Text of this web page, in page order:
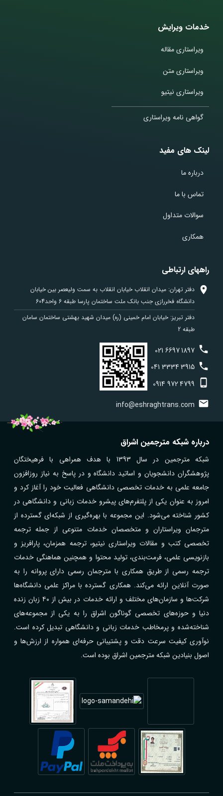
خدمات ویرایش
ویراستاری مقاله
ویراستاری متن
ویراستاری نیتیو
گواهی نامه ویراستاری
لینک های مفید
درباره ما
تماس با ما
سوالات متداول
همکاری
راههای ارتباطی
دفتر تهران: میدان انقلاب خیابان انقلاب به سمت ولیعصر بین خیابان
دانشگاه فخررازی جنب بانک ملت ساختمان پارسا طبقه 6 واحد604
دفتر تبریز: خیابان امام خمینی (ره) میدان شهید بهشتی ساختمان سامان
طبقه 2
021 66971897
041 33343915
0914 9724799
info@eshraghtrans.com
درباره شبکه مترجمین اشراق
شبکه مترجمین در سال 1393 با هدف همراهی با فرهیختگان
پژوهشگران دانشجویان و اساتید دانشگاه و در پاسخ به نیاز روزافزون
جامعه علمی به خدمات تخصصی دانشگاهی فعالیت خود را آغاز کرد و
امروز به عنوان یکی از پلتفرم‌های پیشرو خدمات زبانی و دانشگاهی در
کشور شناخته می‌شود. این مجموعه با بهره‌گیری از شبکه‌ای گسترده از
مترجمان ویراستاران و متخصصان خدمات متنوعی از جمله ترجمه
تخصصی کتب و مقالات ویراستاری نیتیو، ترجمه همزمان، پارافریز و
بازنویسی علمی، فرمت‌بندی، تولید محتوا و همچنین هماهنگی خدمات
ترجمه رسمی از طریق همکاری با مترجمان رسمی دارای پروانه را به
صورت آنلاین ارائه می‌کند. همکاری گسترده با مراکز علمی دانشگاه‌ها
شرکت‌ها و سازمان‌های مختلف و ارائه خدمات در بیش از ۴۰ زبان زنده
دنیا و حوزه‌های تخصصی گوناگون اشراق را به یکی از مجموعه‌های
شناخته‌شده و پرمخاطب خدمات زبانی و دانشگاهی تبدیل کرده است.
نوآوری کیفیت سرعت دقت و پشتیبانی حرفه‌ای همواره از ارزش‌ها و
اصول بنیادین شبکه مترجمین اشراق بوده است.